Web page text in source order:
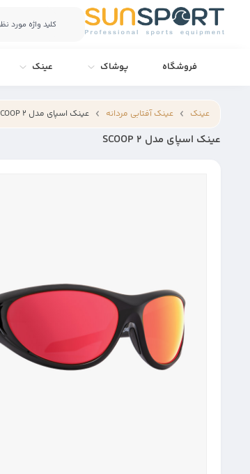
فروشگاه پوشاک عینک
عینک عینک آفتابی مردانه عینک اسپای مدل SCOOP 2
عینک اسپای مدل SCOOP 2